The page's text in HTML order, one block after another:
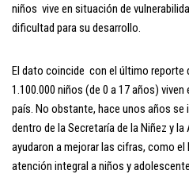
niños vive en situación de
dificultad para su desarrollo.
El dato coincide con el último reporte
1.100.000 niños (de 0 a 17 años)
país. No obstante, hace unos años
dentro de la Secretaría de la Niñez y
ayudaron a mejorar las cifras, como el
atención integral a niños y